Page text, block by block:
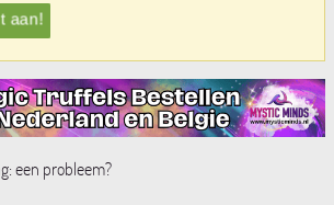
aan!
een probleem?